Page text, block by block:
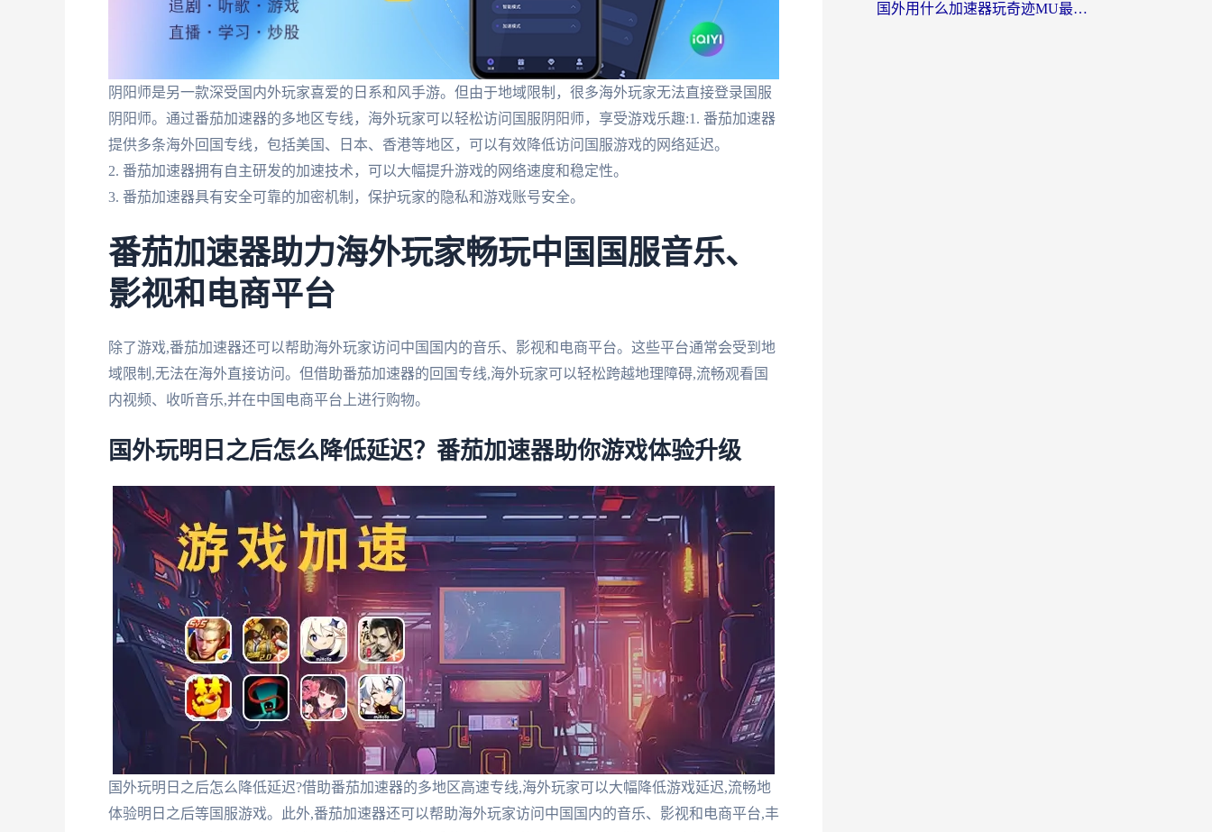
阴阳师是另一款深受国内外玩家喜爱的日系和风手游。但由于地域限制，很多海外玩家无法直接登录国服
阴阳师。通过番茄加速器的多地区专线，海外玩家可以轻松访问国服阴阳师，享受游戏乐趣:1. 番茄加速器
提供多条海外回国专线，包括美国、日本、香港等地区，可以有效降低访问国服游戏的网络延迟。
2. 番茄加速器拥有自主研发的加速技术，可以大幅提升游戏的网络速度和稳定性。
3. 番茄加速器具有安全可靠的加密机制，保护玩家的隐私和游戏账号安全。
番茄加速器助力海外玩家畅玩中国国服音乐、
影视和电商平台
除了游戏,番茄加速器还可以帮助海外玩家访问中国国内的音乐、影视和电商平台。这些平台通常会受到地
域限制,无法在海外直接访问。但借助番茄加速器的回国专线,海外玩家可以轻松跨越地理障碍,流畅观看国
内视频、收听音乐,并在中国电商平台上进行购物。
国外玩明日之后怎么降低延迟？番茄加速器助你游戏体验升级
国外玩明日之后怎么降低延迟?借助番茄加速器的多地区高速专线,海外玩家可以大幅降低游戏延迟,流畅地
体验明日之后等国服游戏。此外,番茄加速器还可以帮助海外玩家访问中国国内的音乐、影视和电商平台,丰
国外用什么加速器玩奇迹MU最好？2026海外玩家国服游戏加速全攻略